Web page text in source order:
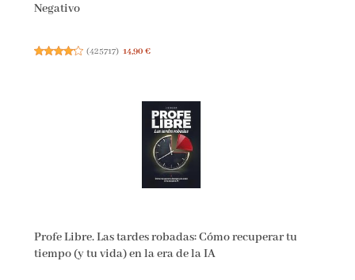
Negativo
(425717) 14,90 €
Profe Libre. Las tardes robadas: Cómo recuperar tu
tiempo (y tu vida) en la era de la IA